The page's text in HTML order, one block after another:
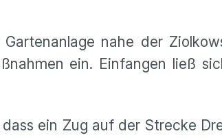
nahe der
ein. Einfangen ließ
ein Zug auf der Strecke